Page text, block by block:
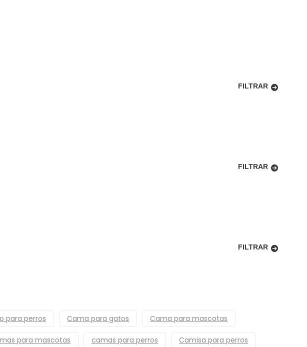
FILTRAR
FILTRAR
FILTRAR
para perros Cama para gatos Cama para mascotas
para mascotas camas para perros Camisa para perros